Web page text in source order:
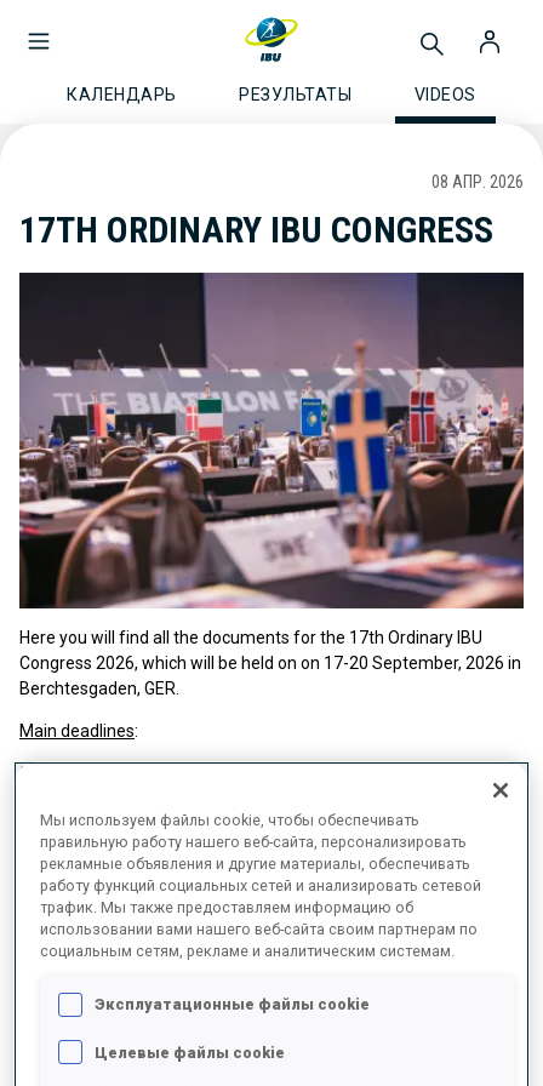
КАЛЕНДАРЬ РЕЗУЛЬТАТЫ VIDEOS
08 АПР. 2026
17TH ORDINARY IBU CONGRESS
Here you will find all the documents for the 17th Ordinary IBU
Congress 2026, which will be held on on 17-20 September, 2026 in
Berchtesgaden, GER.
Main deadlines:
30 April 2026 - World Championships 2031 Application
17 June 2026 - Official registration of Congress Delegates by
name
17 June 2026 - Motions and Rule Amendments
17 June 2026 - Nomination of candidates for the Executive Board
and Technical Committee
17 June 2026 - Applications for 2028 Congress
1 August 2026 - Executive Board and Technical Committee
candidate videos (voluntary but recommended)
Мы используем файлы cookie, чтобы обеспечивать
правильную работу нашего веб-сайта, персонализировать
рекламные объявления и другие материалы, обеспечивать
работу функций социальных сетей и анализировать сетевой
трафик. Мы также предоставляем информацию об
использовании вами нашего веб-сайта своим партнерам по
социальным сетям, рекламе и аналитическим системам.
Эксплуатационные файлы cookie
Целевые файлы cookie